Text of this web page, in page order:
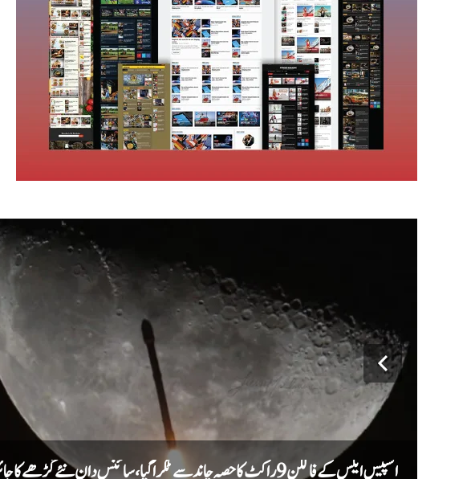
اسپیس ایکس کے فالکن 9 راکٹ کا حصہ چاند سے ٹکرا گیا، سائنس دان نئے گڑھے کا جائزہ لیں گے